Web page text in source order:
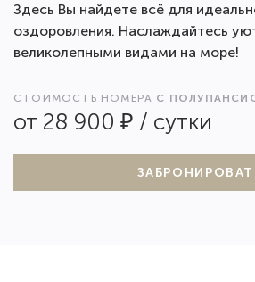
Здесь Вы найдете всё для
оздоровления. Наслаждайтесь
великолепными видами на море!
СТОИМОСТЬ НОМЕРА С
от 28 900 ₽ / сутки